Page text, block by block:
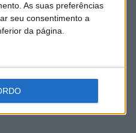
As suas preferências
seu consentimento a
da página.